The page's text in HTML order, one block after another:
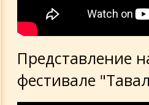
Представление
фестивале